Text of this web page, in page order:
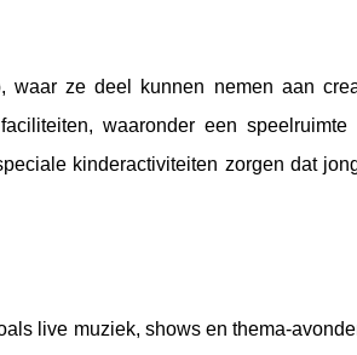
ze deel kunnen nemen aan
waaronder een speelruimte
kinderactiviteiten zorgen dat
live muziek, shows en thema-